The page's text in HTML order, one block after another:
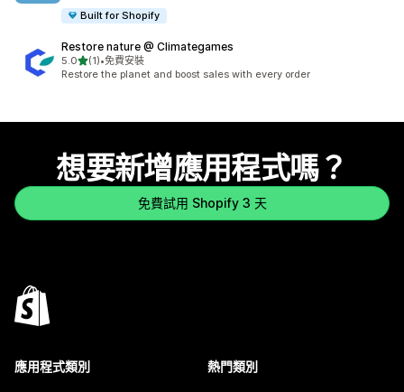
Built for Shopify
Restore nature @ Climategames
5.0滿分 5 顆星
(1)
共有 1 則評價
•免費安裝
Restore the planet and boost sales with every order
想要新增應用程式嗎？
免費試用 Shopify 3 天
應用程式類別 熱門類別